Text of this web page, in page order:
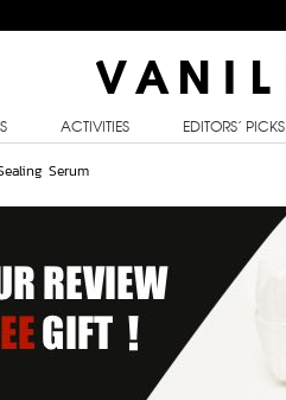
ACTIVITIES EDITORS’ PICKS
Serum